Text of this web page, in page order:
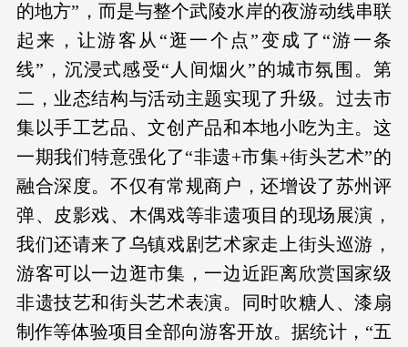
的地方”，而是与整个武陵水岸的夜游动线串联
起来，让游客从“逛一个点”变成了“游一条
线”，沉浸式感受“人间烟火”的城市氛围。第
二，业态结构与活动主题实现了升级。过去市
集以手工艺品、文创产品和本地小吃为主。这
一期我们特意强化了“非遗+市集+街头艺术”的
融合深度。不仅有常规商户，还增设了苏州评
弹、皮影戏、木偶戏等非遗项目的现场展演，
我们还请来了乌镇戏剧艺术家走上街头巡游，
游客可以一边逛市集，一边近距离欣赏国家级
非遗技艺和街头艺术表演。同时吹糖人、漆扇
制作等体验项目全部向游客开放。据统计，“五